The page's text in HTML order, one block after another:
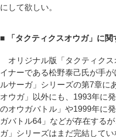
にして欲しい。
■ 「タクティクスオウガ」に関
オリジナル版「タクティクス
イナーである松野泰己氏が手
ルサーガ」シリーズの第7章に
オウガ」以外にも、1993年に
のオウガバトル」や1999年に
ガバトル64」などが存在する
ガ」シリーズはまだ完結して